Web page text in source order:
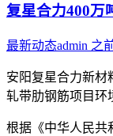
复星合力400万
最新动态admin 之
安阳复星合力新材
轧带肋钢筋项目环
根据《中华人民共